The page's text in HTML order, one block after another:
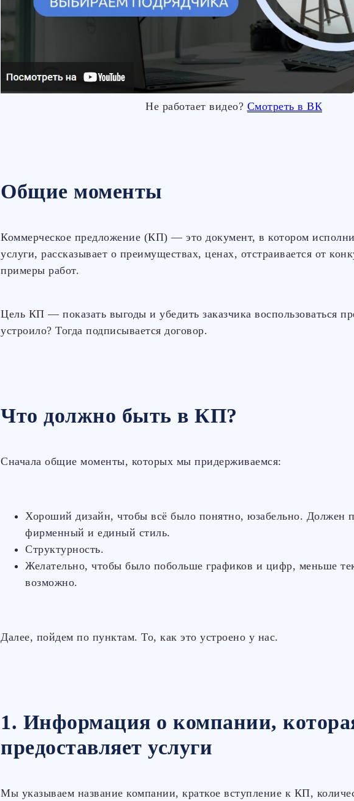
Не работает видео? Смотреть в ВК
Общие моменты
Коммерческое предложение (КП) — это документ, в котором
услуги, рассказывает о преимуществах, ценах, отстраивается от
примеры работ.
Цель КП — показать выгоды и убедить заказчика воспользоваться
устроило? Тогда подписывается договор.
Что должно быть в КП?
Сначала общие моменты, которых мы придерживаемся:
Хороший дизайн, чтобы всё было понятно, юзабельно. Должен
фирменный и единый стиль.
Структурность.
Желательно, чтобы было побольше графиков и цифр, меньше
возможно.
Далее, пойдем по пунктам. То, как это устроено у нас.
1. Информация о компании,
предоставляет услуги
Мы указываем название компании, краткое вступление к КП,